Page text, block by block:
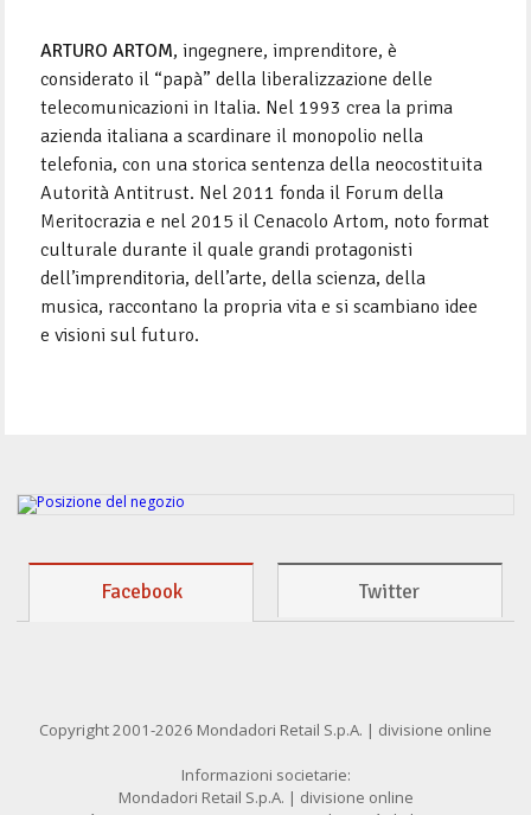
ARTURO ARTOM, ingegnere, imprenditore, è
considerato il “papà” della liberalizzazione delle
teleco­municazioni in Italia. Nel 1993 crea la prima
azienda italiana a scardinare il monopolio nella
telefonia, con una storica sentenza della neo­costituita
Autorità Antitrust. Nel 2011 fonda il Forum della
Meritocrazia e nel 2015 il Ce­nacolo Artom, noto format
culturale durante il quale grandi protagonisti
dell’imprendito­ria, dell’arte, della scienza, della
musica, rac­contano la propria vita e si scambiano idee
e visioni sul futuro.
Facebook Twitter
Copyright 2001-2026 Mondadori Retail S.p.A. | divisione online
Informazioni societarie:
Mondadori Retail S.p.A. | divisione online